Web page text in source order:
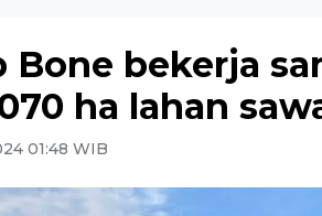
Bone bekerja
ha lahan
01:48 WIB